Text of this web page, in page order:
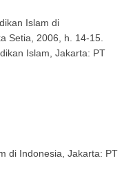
Islam di
Setia, 2006, h. 14-15.
Islam, Jakarta: PT
di Indonesia, Jakarta: PT